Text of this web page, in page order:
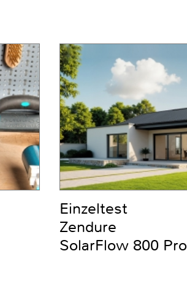
Einzeltest
Zendure
SolarFlow 800 Pro